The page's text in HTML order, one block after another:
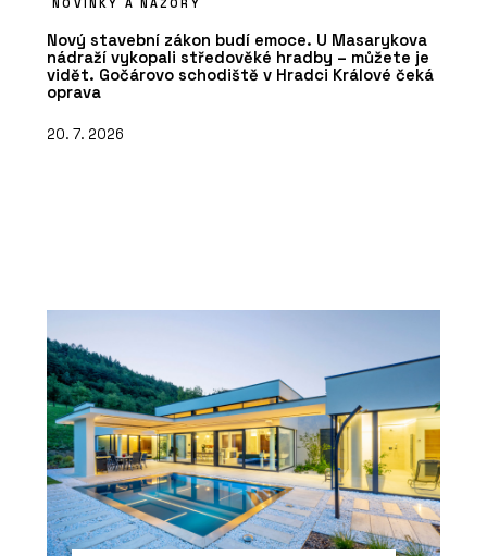
NOVINKY A NÁZORY
Nový stavební zákon budí emoce. U Masarykova
nádraží vykopali středověké hradby – můžete je
vidět. Gočárovo schodiště v Hradci Králové čeká
oprava
20. 7. 2026